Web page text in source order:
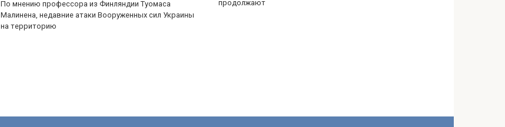
По мнению профессора из Финляндии Туомаса
Малинена, недавние атаки Вооруженных сил Украины
на территорию
продолжают